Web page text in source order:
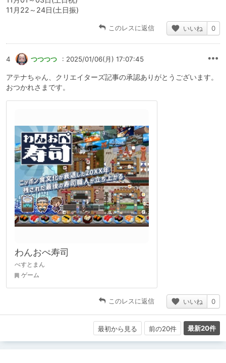
11月22～24日(土日振)
このレスに返信 いいね 0
4 つつつつ : 2025/01/06(月) 17:07:45
アテナちゃん、クリエイターズ記事の承認ありがとうございます。
おつかれさまです。
わんおぺ寿司
べすとまん
ゲーム
このレスに返信 いいね 0
最初から見る 前の20件 最新20件